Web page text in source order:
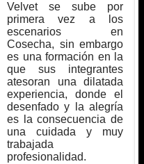
Velvet se sube por
primera vez a los
escenarios en
Cosecha, sin embargo
es una formación en la
que sus integrantes
atesoran una dilatada
experiencia, donde el
desenfado y la alegría
es la consecuencia de
una cuidada y muy
trabajada
profesionalidad.